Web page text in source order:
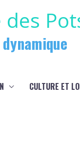
des
CULTURE ET